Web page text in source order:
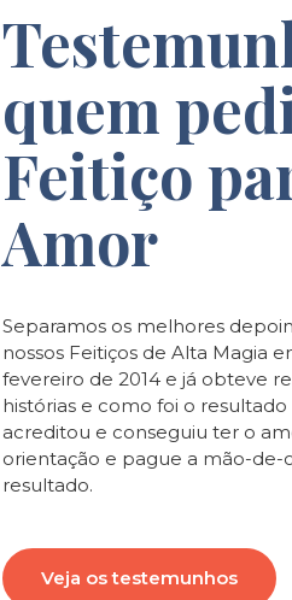
quem
Feitiço
Amor
Separamos os melhores
nossos Feitiços de Alta Magia
fevereiro de 2014 e já obteve
histórias e como foi o
acreditou e conseguiu ter o
orientação e pague a mão-de-
resultado.
Veja os testemunhos